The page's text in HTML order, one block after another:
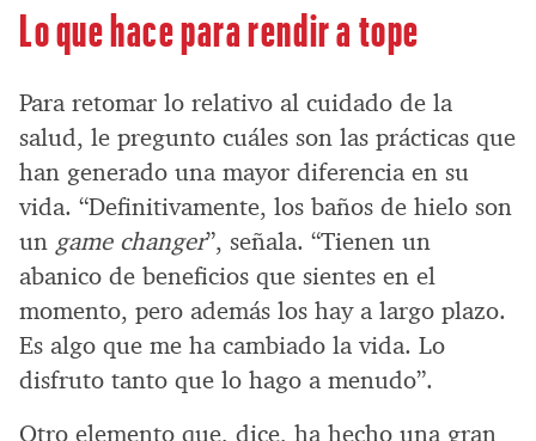
Lo que hace para rendir a tope
Para retomar lo relativo al cuidado de la
salud, le pregunto cuáles son las prácticas que
han generado una mayor diferencia en su
vida. “Definitivamente, los baños de hielo son
un game changer”, señala. “Tienen un
abanico de beneficios que sientes en el
momento, pero además los hay a largo plazo.
Es algo que me ha cambiado la vida. Lo
disfruto tanto que lo hago a menudo”.
Otro elemento que, dice, ha hecho una gran